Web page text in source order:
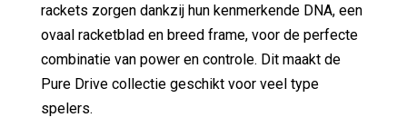
rackets zorgen dankzij hun kenmerkende DNA, een
ovaal racketblad en breed frame, voor de perfecte
combinatie van power en controle. Dit maakt de
Pure Drive collectie geschikt voor veel type
spelers.